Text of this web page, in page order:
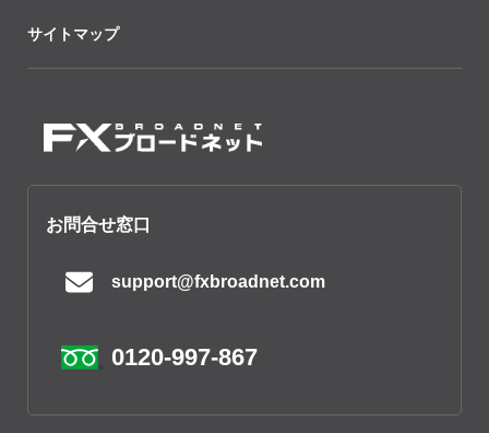
サイトマップ
お問合せ窓口
support@fxbroadnet.com
0120-997-867